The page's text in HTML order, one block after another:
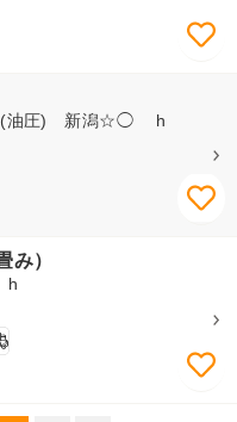
油圧) 新潟☆◯ h
み）
h